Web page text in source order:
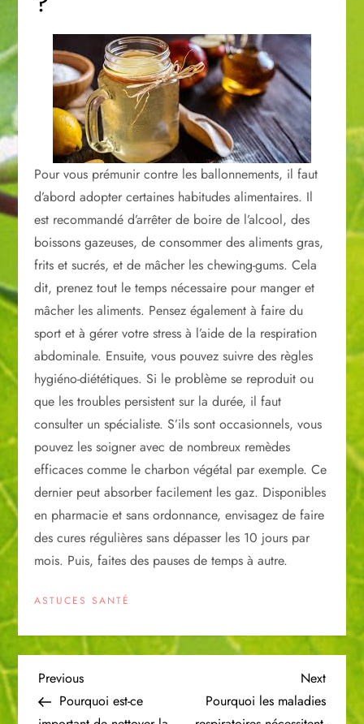
Pour vous prémunir contre les ballonnements, il faut
d’abord adopter certaines habitudes alimentaires. Il
est recommandé d’arrêter de boire de l’alcool, des
boissons gazeuses, de consommer des aliments gras,
frits et sucrés, et de mâcher les chewing-gums. Cela
dit, prenez tout le temps nécessaire pour manger et
mâcher les aliments. Pensez également à faire du
sport et à gérer votre stress à l’aide de la respiration
abdominale. Ensuite, vous pouvez suivre des règles
hygiéno-diététiques. Si le problème se reproduit ou
que les troubles persistent sur la durée, il faut
consulter un spécialiste. S’ils sont occasionnels, vous
pouvez les soigner avec de nombreux remèdes
efficaces comme le charbon végétal par exemple. Ce
dernier peut absorber facilement les gaz. Disponibles
en pharmacie et sans ordonnance, envisagez de faire
des cures régulières sans dépasser les 10 jours par
mois. Puis, faites des pauses de temps à autre.
ASTUCES SANTÉ
N
Previous
Post
Previous
Pourquoi est-ce
Next
Post
Next
Pourquoi les maladies